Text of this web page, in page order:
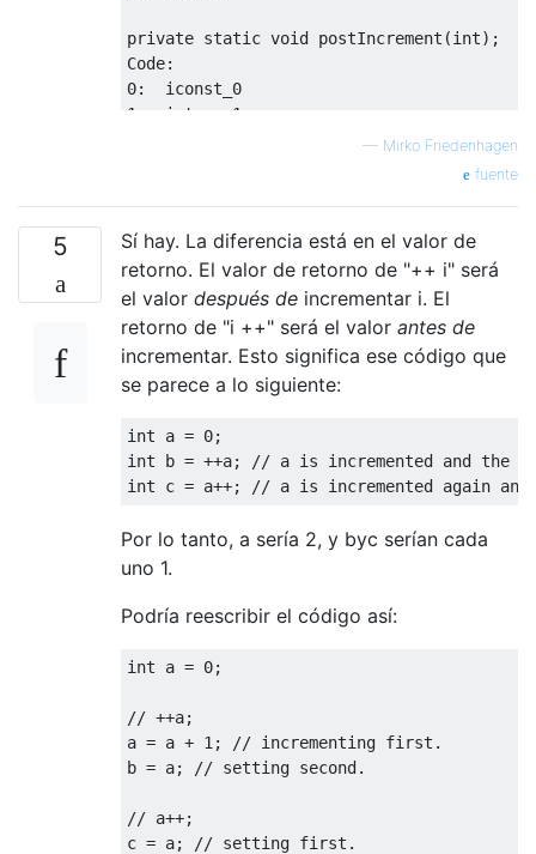
private static void postIncrement(int);
Code:
0:  iconst_0
1:  istore_1
5:  getstatic   #10; //Field
9:  iadd
10: putstatic   #10; //Field
13: iinc    1, 1
16: iload_1
17: iload_0
18: if_icmplt   5
21: return
Code:
0:  iconst_0
1:  istore_1
5:  getstatic   #10; //Field
8:  iconst_1
10: putstatic   #10; //Field
16: iload_1
18: if_icmplt   5
21: return
— Mirko Friedenhagen
fuente
5
Sí hay. La diferencia está en el valor de
retorno. El valor de retorno de "++ i" será
el valor después de incrementar i. El
retorno de "i ++" será el valor antes de
incrementar. Esto significa ese código que
se parece a lo siguiente:
int a = 0;
int b = ++a; // a is incremented and the
Por lo tanto, a sería 2, y byc serían cada
uno 1.
Podría reescribir el código así:
int a = 0;
// ++a;
a = a + 1; // incrementing first.
b = a; // setting second.
// a++;
c = a; // setting first.